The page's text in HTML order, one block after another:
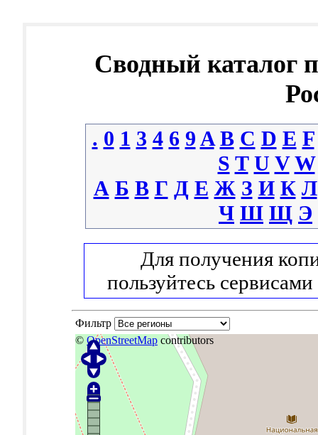
Сводный каталог
. 0 1 3 4 6 9 A B C D E F
S T U V W
А Б В Г Д Е Ж З И К Л
Ч Ш Щ Э
Для получения
пользуйтесь сервисами
Фильтр
© OpenStreetMap contributors